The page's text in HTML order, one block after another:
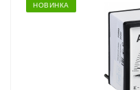
НОВИНКА